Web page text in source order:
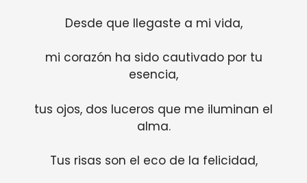
Desde que llegaste a mi vida,
mi corazón ha sido cautivado por tu
esencia,
tus ojos, dos luceros que me iluminan el
alma.
Tus risas son el eco de la felicidad,